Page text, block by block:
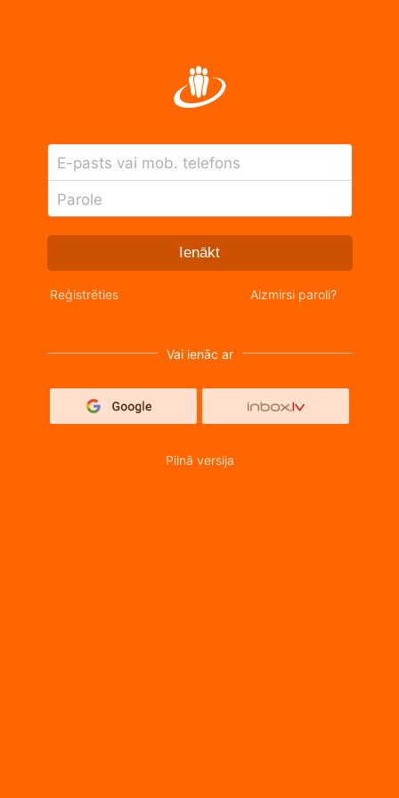
E-pasts vai mob. telefons
Parole
Ienākt
Reģistrēties Aizmirsi paroli?
Vai ienāc ar
Pilnā versija